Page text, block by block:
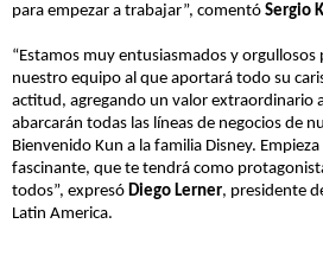
para empezar a trabajar”, comentó Sergio
“Estamos muy entusiasmados y orgullosos
nuestro equipo al que aportará todo su
actitud, agregando un valor extraordinario
abarcarán todas las líneas de negocios de
Bienvenido Kun a la familia Disney.
fascinante, que te tendrá como
todos”, expresó Diego Lerner, presidente
Latin America.